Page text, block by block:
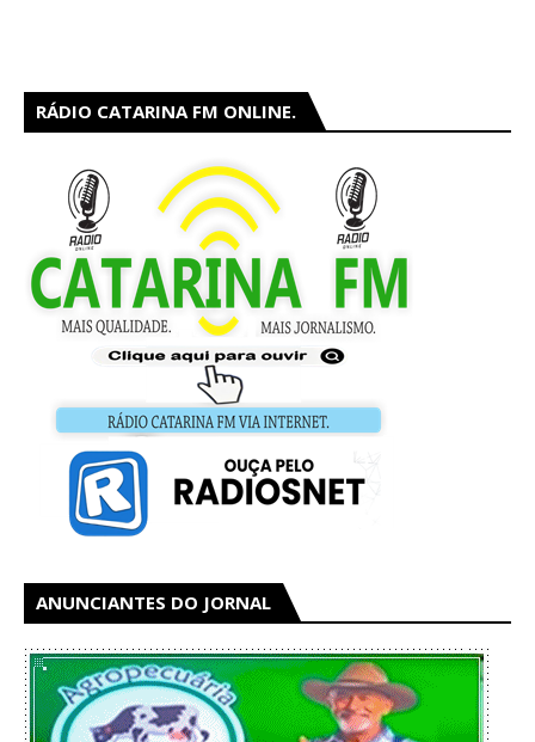
RÁDIO CATARINA FM ONLINE.
ANUNCIANTES DO JORNAL